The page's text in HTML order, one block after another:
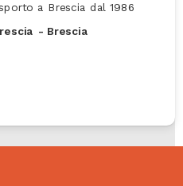
a Brescia dal 1986
- Brescia